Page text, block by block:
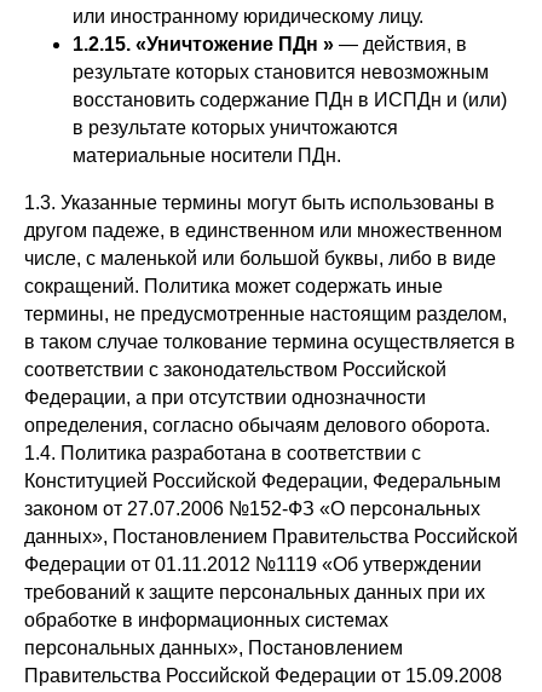
или иностранному юридическому лицу.
1.2.15. «Уничтожение ПДн » — действия, в
результате которых становится невозможным
восстановить содержание ПДн в ИСПДн и (или)
в результате которых уничтожаются
материальные носители ПДн.
1.3. Указанные термины могут быть использованы в
другом падеже, в единственном или множественном
числе, с маленькой или большой буквы, либо в виде
сокращений. Политика может содержать иные
термины, не предусмотренные настоящим разделом,
в таком случае толкование термина осуществляется в
соответствии с законодательством Российской
Федерации, а при отсутствии однозначности
определения, согласно обычаям делового оборота.
1.4. Политика разработана в соответствии с
Конституцией Российской Федерации, Федеральным
законом от 27.07.2006 №152-ФЗ «О персональных
данных», Постановлением Правительства Российской
Федерации от 01.11.2012 №1119 «Об утверждении
требований к защите персональных данных при их
обработке в информационных системах
персональных данных», Постановлением
Правительства Российской Федерации от 15.09.2008